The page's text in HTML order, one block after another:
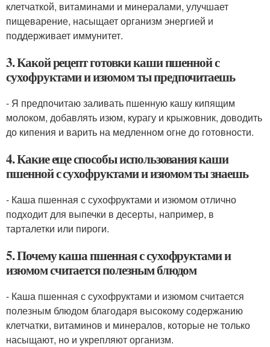
клетчаткой, витаминами и минералами, улучшает
пищеварение, насыщает организм энергией и
поддерживает иммунитет.
3. Какой рецепт готовки каши пшенной с
сухофруктами и изюмом ты предпочитаешь
- Я предпочитаю заливать пшенную кашу кипящим
молоком, добавлять изюм, курагу и крыжовник, доводить
до кипения и варить на медленном огне до готовности.
4. Какие еще способы использования каши
пшенной с сухофруктами и изюмом ты знаешь
- Каша пшенная с сухофруктами и изюмом отлично
подходит для выпечки в десерты, например, в
тарталетки или пироги.
5. Почему каша пшенная с сухофруктами и
изюмом считается полезным блюдом
- Каша пшенная с сухофруктами и изюмом считается
полезным блюдом благодаря высокому содержанию
клетчатки, витаминов и минералов, которые не только
насыщают, но и укрепляют организм.